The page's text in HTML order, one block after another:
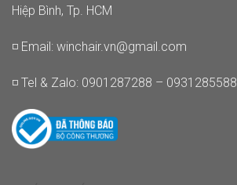
Hiệp Bình, Tp. HCM
◽ Email: winchair.vn@gmail.com
◽ Tel & Zalo: 0901287288 – 0931285588